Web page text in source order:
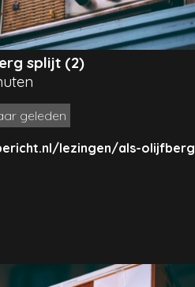
splijt (2)
geleden
lezingen/als-